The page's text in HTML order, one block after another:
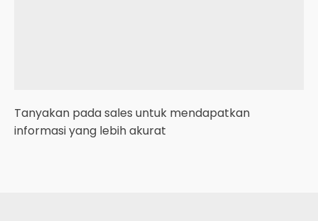
Tanyakan pada sales untuk mendapatkan
informasi yang lebih akurat